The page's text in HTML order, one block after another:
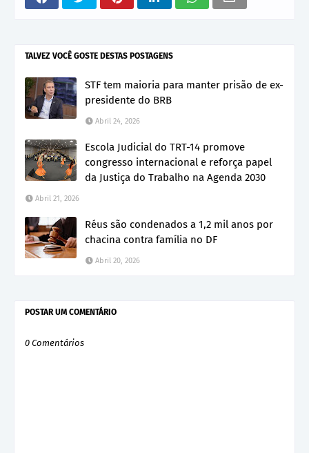
TALVEZ VOCÊ GOSTE DESTAS POSTAGENS
STF tem maioria para manter prisão de ex-
presidente do BRB
Abril 24, 2026
Escola Judicial do TRT-14 promove
congresso internacional e reforça papel
da Justiça do Trabalho na Agenda 2030
Abril 21, 2026
Réus são condenados a 1,2 mil anos por
chacina contra família no DF
Abril 20, 2026
POSTAR UM COMENTÁRIO
0 Comentários